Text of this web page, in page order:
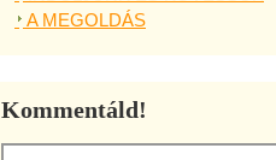
A MEGOLDÁS
Kommentáld!